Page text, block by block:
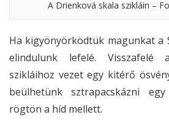
A Drienková skala szikláin –
Ha kigyönyörködtük magunkat a
elindulunk lefelé. Visszafelé
szikláihoz vezet egy kitérő
beülhetünk sztrapacskázni
rögtön a híd mellett.